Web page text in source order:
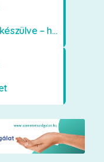
A hőségriadóra felkészülve – hűsítő fejlesztések a Szent Lajos Otthonban